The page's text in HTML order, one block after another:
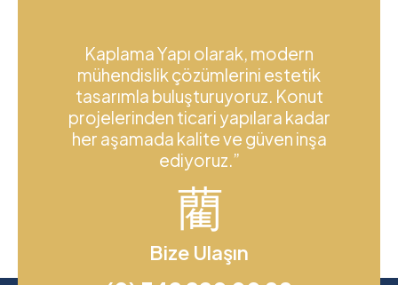
Kaplama Yapı olarak, modern
mühendislik çözümlerini estetik
tasarımla buluşturuyoruz. Konut
projelerinden ticari yapılara kadar
her aşamada kalite ve güven inşa
ediyoruz.”
Bize Ulaşın